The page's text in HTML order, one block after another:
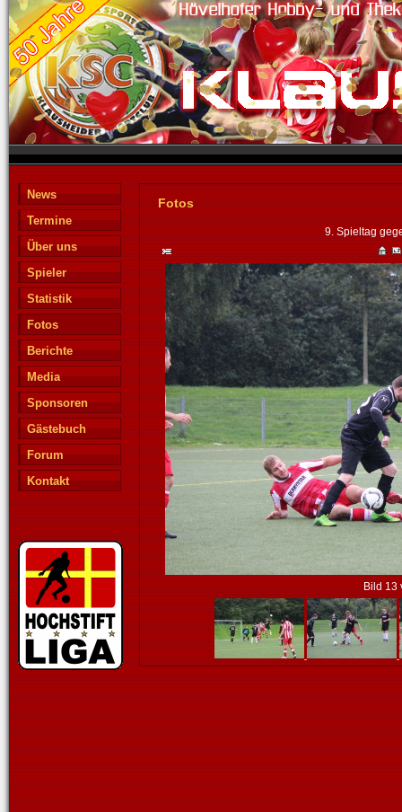
News
Termine
Über uns
Spieler
Statistik
Fotos
Berichte
Media
Sponsoren
Gästebuch
Forum
Kontakt
Fotos
9. Spieltag
Bild 13